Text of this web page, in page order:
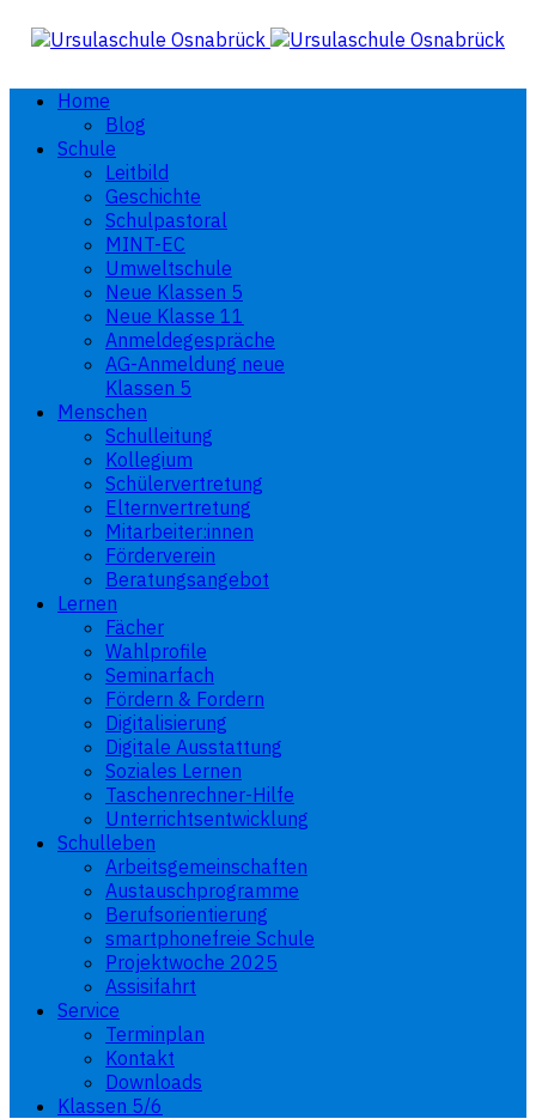
Home
Blog
Schule
Leitbild
Geschichte
Schulpastoral
MINT-EC
Umweltschule
Neue Klassen 5
Neue Klasse 11
Anmeldegespräche
AG-Anmeldung neue
Klassen 5
Menschen
Schulleitung
Kollegium
Schülervertretung
Elternvertretung
Mitarbeiter:innen
Förderverein
Beratungsangebot
Lernen
Fächer
Wahlprofile
Seminarfach
Fördern & Fordern
Digitalisierung
Digitale Ausstattung
Soziales Lernen
Taschenrechner-Hilfe
Unterrichtsentwicklung
Schulleben
Arbeitsgemeinschaften
Austauschprogramme
Berufsorientierung
smartphonefreie Schule
Projektwoche 2025
Assisifahrt
Service
Terminplan
Kontakt
Downloads
Klassen 5/6